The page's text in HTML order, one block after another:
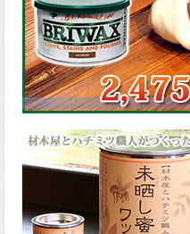
2026.03.09
ハケ塗りでの伸びが良く作業
性と仕上がりに優れた合成樹
脂調合ペイント、SDホルスF4
が新しく販売開始致しまし
た。ご購入はこちらから。
2026.03.06
ファインウレタンの使いやす
さで、低汚染形。塗料用シン
ナーで希釈できる、使いやす
さを追求したウレタン樹脂エ
ナメル、低汚染形ファインウ